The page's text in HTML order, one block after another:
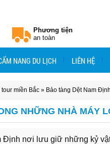
Phương tiện
an toàn
NANG DU LỊCH LIÊN HỆ
miền Bắc » Bảo tàng Dệt Nam
NHỮNG NHÀ MÁY
nơi lưu giữ những kỷ